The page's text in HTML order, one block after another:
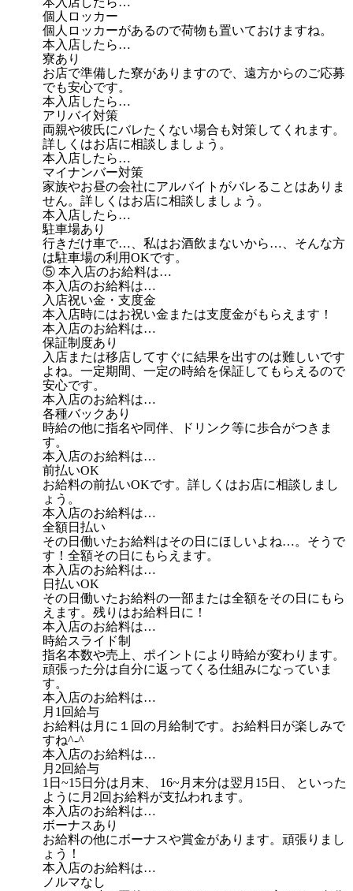
個人ロッカー
個人ロッカーがあるので荷物も置いておけますね。
本入店したら…
寮あり
お店で準備した寮がありますので、遠方からのご応募
でも安心です。
本入店したら…
アリバイ対策
両親や彼氏にバレたくない場合も対策してくれます。
詳しくはお店に相談しましょう。
本入店したら…
マイナンバー対策
家族やお昼の会社にアルバイトがバレることはありま
せん。詳しくはお店に相談しましょう。
本入店したら…
駐車場あり
行きだけ車で…、私はお酒飲まないから…、そんな方
は駐車場の利用OKです。
⑤ 本入店のお給料は…
本入店のお給料は…
入店祝い金・支度金
本入店時にはお祝い金または支度金がもらえます！
本入店のお給料は…
保証制度あり
入店または移店してすぐに結果を出すのは難しいです
よね。一定期間、一定の時給を保証してもらえるので
安心です。
本入店のお給料は…
各種バックあり
時給の他に指名や同伴、ドリンク等に歩合がつきま
す。
本入店のお給料は…
前払いOK
お給料の前払いOKです。詳しくはお店に相談しまし
ょう。
本入店のお給料は…
全額日払い
その日働いたお給料はその日にほしいよね…。そうで
す！全額その日にもらえます。
本入店のお給料は…
日払いOK
その日働いたお給料の一部または全額をその日にもら
えます。残りはお給料日に！
本入店のお給料は…
時給スライド制
指名本数や売上、ポイントにより時給が変わります。
頑張った分は自分に返ってくる仕組みになっていま
す。
本入店のお給料は…
月1回給与
お給料は月に１回の月給制です。お給料日が楽しみで
すね^-^
本入店のお給料は…
月2回給与
1日~15日分は月末、 16~月末分は翌月15日、 といった
ように月2回お給料が支払われます。
本入店のお給料は…
ボーナスあり
お給料の他にボーナスや賞金があります。頑張りまし
ょう！
本入店のお給料は…
ノルマなし